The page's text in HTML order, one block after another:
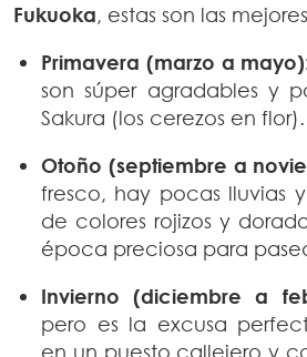
Fukuoka, estas son las
Primavera (marzo a
son súper agradables y
Sakura (los cerezos en flor).
Otoño (septiembre a
fresco, hay pocas lluvias
de colores rojizos y
época preciosa para
Invierno (diciembre a
pero es la excusa
en un puesto callejero y